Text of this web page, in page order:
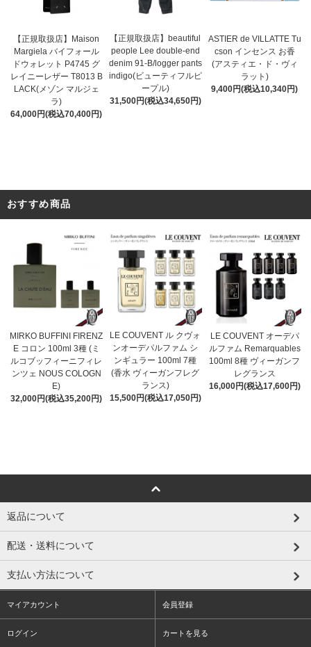
【正規取扱店】Maison
Margiela バイフォール
ドウォレット P4745 グ
レイニーレザー T8013 B
LACK(メゾン マルジェ
ラ)
64,000円(税込70,400円)
【正規取扱店】beautiful
people Lee double-end
denim 91-B/logger pants
indigo(ビューティフルピ
ープル)
31,500円(税込34,650円)
ASTIER de VILLATTE Tu
cson インセンス お香
(アスティエ・ド・ヴィ
ラット)
9,400円(税込10,340円)
おすすめ商品
MIRKO BUFFINI FIRENZ
E コロン 100ml 3種 (ミ
ルコブッフィーニフィレ
ンツェ NOUS COLOGN
E)
32,000円(税込35,200円)
LE COUVENT ル クヴォ
ンオーデパルファム シ
ンギュラー 100ml 7種
(香水 ヴィーガンフレグ
ランス)
15,500円(税込17,050円)
LE COUVENT オーデパ
ルファム Remarquables
100ml 8種 ヴィーガンフ
レグランス
16,000円(税込17,600円)
返品について
配送・送料について
支払い方法について
マイアカウント 会員登録
ログイン カートを見る